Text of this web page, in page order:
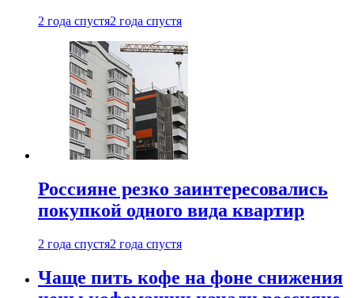
2 года спустя2 года спустя
Россияне резко заинтересовались
покупкой одного вида квартир
2 года спустя2 года спустя
Чаще пить кофе на фоне снижения